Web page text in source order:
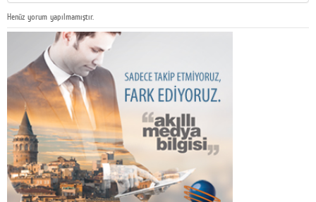
Henüz yorum yapılmamıştır.